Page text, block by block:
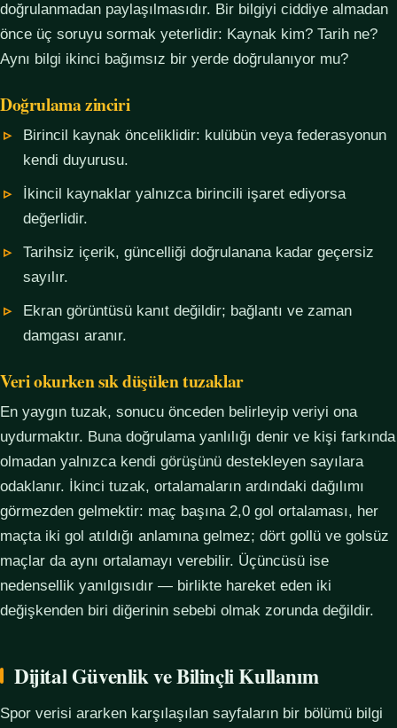
doğrulanmadan paylaşılmasıdır. Bir bilgiyi ciddiye almadan
önce üç soruyu sormak yeterlidir: Kaynak kim? Tarih ne?
Aynı bilgi ikinci bağımsız bir yerde doğrulanıyor mu?
Doğrulama zinciri
Birincil kaynak önceliklidir: kulübün veya federasyonun
kendi duyurusu.
İkincil kaynaklar yalnızca birincili işaret ediyorsa
değerlidir.
Tarihsiz içerik, güncelliği doğrulanana kadar geçersiz
sayılır.
Ekran görüntüsü kanıt değildir; bağlantı ve zaman
damgası aranır.
Veri okurken sık düşülen tuzaklar
En yaygın tuzak, sonucu önceden belirleyip veriyi ona
uydurmaktır. Buna doğrulama yanlılığı denir ve kişi farkında
olmadan yalnızca kendi görüşünü destekleyen sayılara
odaklanır. İkinci tuzak, ortalamaların ardındaki dağılımı
görmezden gelmektir: maç başına 2,0 gol ortalaması, her
maçta iki gol atıldığı anlamına gelmez; dört gollü ve golsüz
maçlar da aynı ortalamayı verebilir. Üçüncüsü ise
nedensellik yanılgısıdır — birlikte hareket eden iki
değişkenden biri diğerinin sebebi olmak zorunda değildir.
Dijital Güvenlik ve Bilinçli Kullanım
Spor verisi ararken karşılaşılan sayfaların bir bölümü bilgi